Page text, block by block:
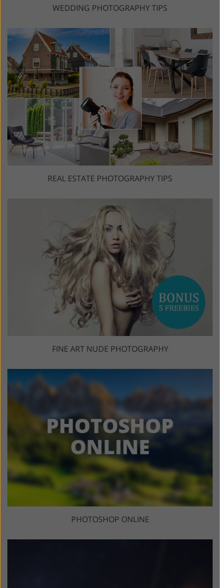
WEDDING PHOTOGRAPHY TIPS
REAL ESTATE PHOTOGRAPHY TIPS
FINE ART NUDE PHOTOGRAPHY
PHOTOSHOP ONLINE